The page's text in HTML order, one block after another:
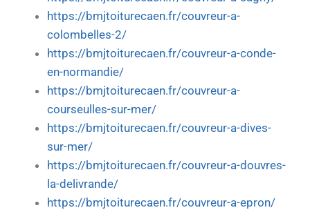
https://bmjtoiturecaen.fr/couvreur-a-
colombelles-2/
https://bmjtoiturecaen.fr/couvreur-a-conde-
en-normandie/
https://bmjtoiturecaen.fr/couvreur-a-
courseulles-sur-mer/
https://bmjtoiturecaen.fr/couvreur-a-dives-
sur-mer/
https://bmjtoiturecaen.fr/couvreur-a-douvres-
la-delivrande/
https://bmjtoiturecaen.fr/couvreur-a-epron/